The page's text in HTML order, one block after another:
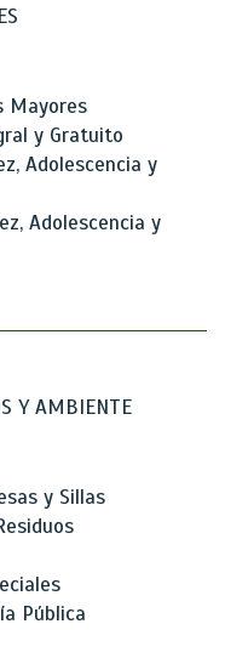
Mayores
y Gratuito
Adolescencia y
Adolescencia y
Y AMBIENTE
y Sillas
Pública